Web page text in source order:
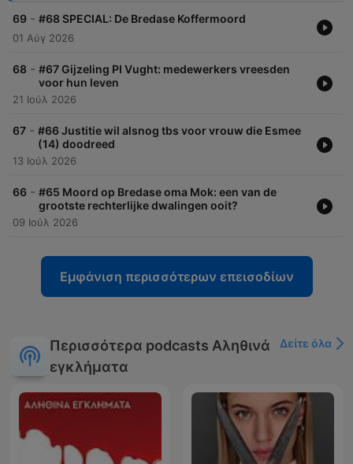
69 - #68 SPECIAL: De Bredase Koffermoord
01 Αύγ 2026
68 - #67 Gijzeling PI Vught: medewerkers vreesden
voor hun leven
21 Ιούλ 2026
67 - #66 Justitie wil alsnog tbs voor vrouw die Esmee
(14) doodreed
13 Ιούλ 2026
66 - #65 Moord op Bredase oma Mok: een van de
grootste rechterlijke dwalingen ooit?
09 Ιούλ 2026
Εμφάνιση περισσότερων επεισοδίων
Περισσότερα podcasts Αληθινά
εγκλήματα
Δείτε όλα